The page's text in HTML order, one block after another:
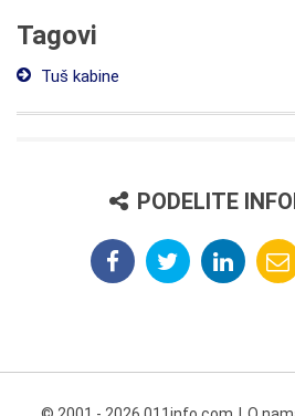
Tagovi
Tuš kabine
PODELITE